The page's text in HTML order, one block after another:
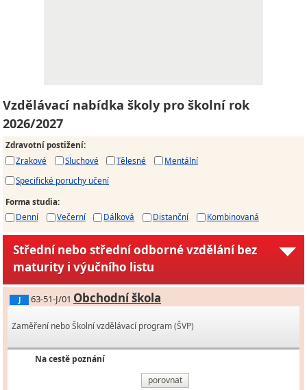
Vzdělávací nabídka školy pro školní rok
2026/2027
Zdravotní postižení:
Zrakové
Sluchové Tělesné
Mentální
Specifické poruchy učení
Forma studia:
Denní
Večerní Dálková Distanční Kombinovaná
Střední nebo střední odborné vzdělání bez
maturity i výučního listu
J 63-51-J/01 Obchodní škola
Zaměření nebo Školní vzdělávací program (ŠVP)
Na cestě poznání
porovnat